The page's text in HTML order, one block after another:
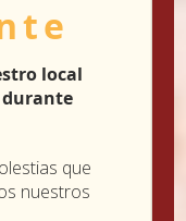
local
durante
que
nuestros